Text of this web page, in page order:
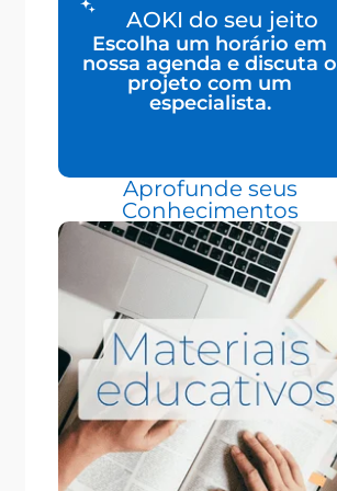
AOKI do seu jeito
Escolha um horário em
nossa agenda e discuta o
projeto com um
especialista.
Aprofunde seus
Conhecimentos